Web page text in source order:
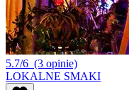
5.7/6 (3 opinie)
LOKALNE SMAKI